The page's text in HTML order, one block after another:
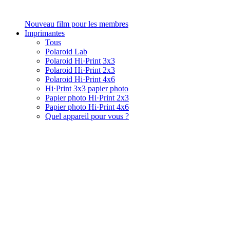
Nouveau film pour les membres
Imprimantes
Tous
Polaroid Lab
Polaroid Hi·Print 3x3
Polaroid Hi·Print 2x3
Polaroid Hi·Print 4x6
Hi·Print 3x3 papier photo
Papier photo Hi·Print 2x3
Papier photo Hi·Print 4x6
Quel appareil pour vous ?